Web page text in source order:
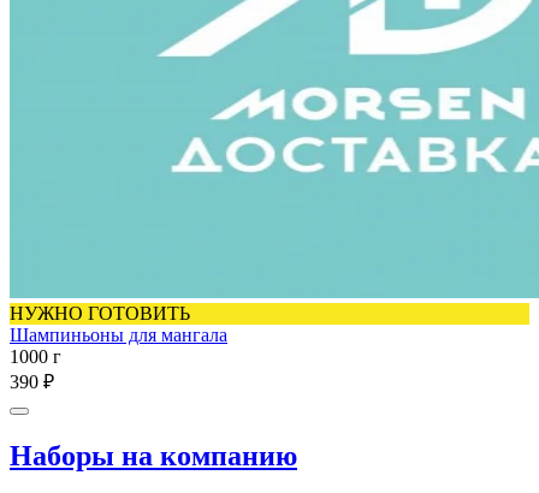
НУЖНО ГОТОВИТЬ
Шампиньоны для мангала
1000 г
390 ₽
Наборы на компанию